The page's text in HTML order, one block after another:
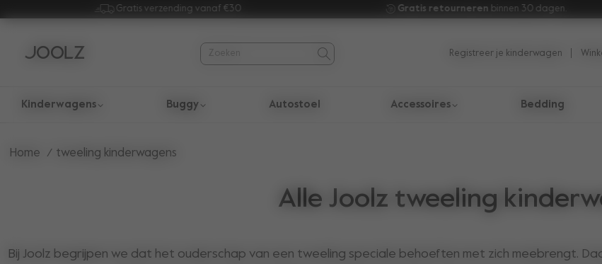
Gratis verzending vanaf €30 Gratis retourneren binnen 30 dagen.
Registreer je kinderwagen
Kinderwagens Buggy Autostoel Accessoires Bedding
Home tweeling kinderwagens
Alle Joolz tweeling
Bij Joolz begrijpen we dat het ouderschap van een tweeling speciale behoeften met zich meebrengt.